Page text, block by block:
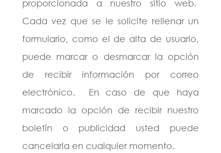
proporcionada a nuestro sitio web.
Cada vez que se le solicite rellenar un
formulario, como el de alta de usuario,
puede marcar o desmarcar la opción
de recibir información por correo
electrónico. En caso de que haya
marcado la opción de recibir nuestro
boletín o publicidad usted puede
cancelarla en cualquier momento.